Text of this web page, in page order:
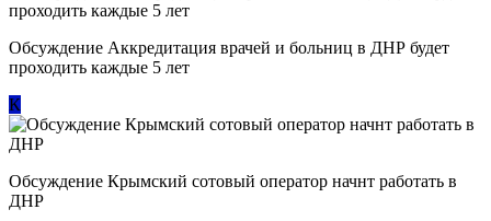
Обсуждение Аккредитация врачей и больниц в ДНР будет
проходить каждые 5 лет
К
Обсуждение Крымский сотовый оператор начнт работать в
ДНР